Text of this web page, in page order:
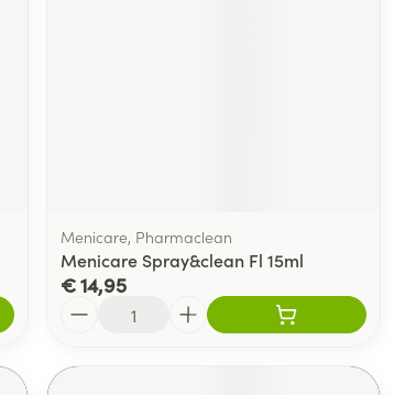
Menicare, Pharmaclean
Menicare Spray&clean Fl 15ml
€ 14,95